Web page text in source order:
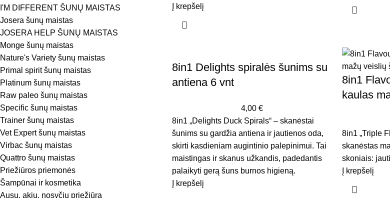
I'M DIFFERENT ŠUNŲ MAISTAS
Josera šunų maistas
JOSERA HELP ŠUNŲ MAISTAS
Monge šunų maistas
Nature's Variety šunų maistas
Primal spirit šunų maistas
Platinum šunų maistas
Raw paleo šunų maistas
Specific šunų maistas
Trainer šunų maistas
Vet Expert šunų maistas
Virbac šunų maistas
Quattro šunų maistas
Priežiūros priemonės
Šampūnai ir kosmetika
Ausų, akių, nosyčių priežiūra
Į krepšelį
8in1 Delights spiralės šunims su
antiena 6 vnt
4,00 €
8in1 „Delights Duck Spirals“ – skanėstai
šunims su gardžia antiena ir jautienos oda,
skirti kasdieniam augintinio palepinimui. Tai
maistingas ir skanus užkandis, padedantis
palaikyti gerą šuns burnos higieną.
Į krepšelį
8in1
kaulas
8in1 „Triple
skanėstas
skoniais:
Į krepšelį